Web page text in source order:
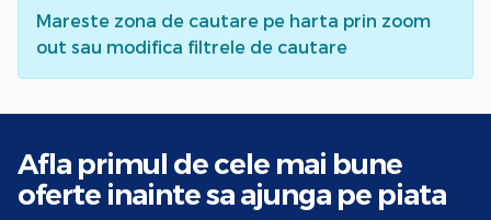
Mareste zona de cautare pe harta prin zoom
out sau modifica filtrele de cautare
Afla primul de cele mai bune
oferte inainte sa ajunga pe piata